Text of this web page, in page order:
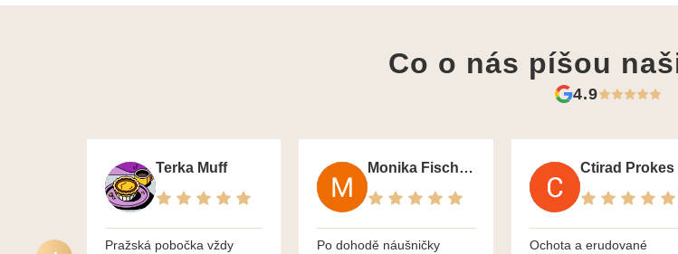
Co o nás píšou
4.9
Terka Muff
Pražská pobočka vždy
Monika Fischerova
Po dohodě náušničky
Ctirad Prokes
Ochota a erudované